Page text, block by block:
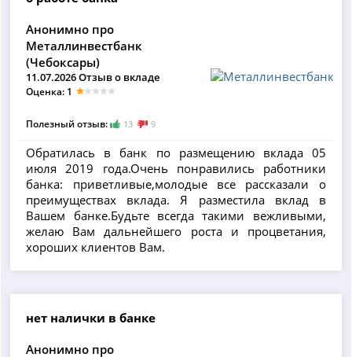
Анонимно про
Металлинвестбанк
(Чебоксары)
11.07.2026 Отзыв о вкладе
Оценка: 1
Полезный отзыв: 13 9
Обратилась в банк по размещению вклада 05
июля 2019 года.Очень понравились работники
банка: приветливые,молодые все рассказали о
преимуществах вклада. Я разместила вклад в
Вашем банке.Будьте всегда такими вежливыми,
желаю Вам дальнейшего роста и процветания,
хороших клиентов Вам.
нет налички в банке
Анонимно про